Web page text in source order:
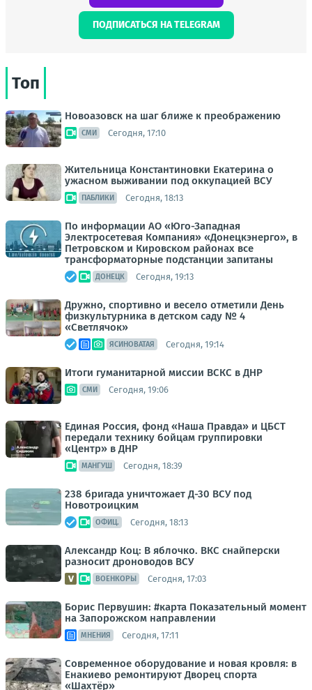
ПОДПИСАТЬСЯ НА TELEGRAM
Топ
Новоазовск на шаг ближе к преображению
СМИ Сегодня, 17:10
Жительница Константиновки Екатерина о
ужасном выживании под оккупацией ВСУ
ПАБЛИКИ Сегодня, 18:13
По информации АО «Юго-Западная
Электросетевая Компания» «Донецкэнерго», в
Петровском и Кировском районах все
трансформаторные подстанции запитаны
ДОНЕЦК Сегодня, 19:13
Дружно, спортивно и весело отметили День
физкультурника в детском саду № 4
«Светлячок»
ЯСИНОВАТАЯ Сегодня, 19:14
Итоги гуманитарной миссии ВСКС в ДНР
СМИ Сегодня, 19:06
Единая Россия, фонд «Наша Правда» и ЦБСТ
передали технику бойцам группировки
«Центр» в ДНР
МАНГУШ Сегодня, 18:39
238 бригада уничтожает Д-30 ВСУ под
Новотроицким
ОФИЦ. Сегодня, 18:13
Александр Коц: В яблочко. ВКС снайперски
разносит дроноводов ВСУ
ВОЕНКОРЫ Сегодня, 17:03
Борис Первушин: #карта Показательный момент
на Запорожском направлении
МНЕНИЯ Сегодня, 17:11
Современное оборудование и новая кровля: в
Енакиево ремонтируют Дворец спорта
«Шахтёр»